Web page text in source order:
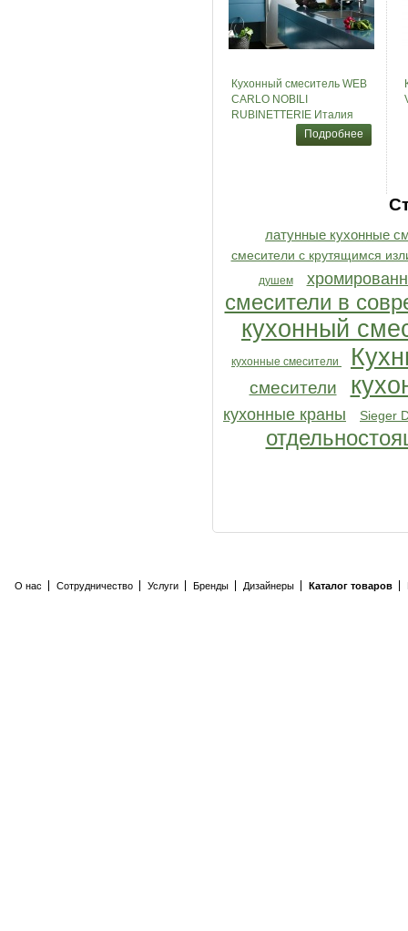
Кухонный смеситель WEB
CARLO NOBILI
RUBINETTERIE Италия
Подробнее
латунные кухонные
смесители с крутящимся
душем
смесители в
кухонный
кухонные смесители
смесители
кухонные краны Sieger
О нас Сотрудничество Услуги Бренды Дизайнеры Каталог товаров